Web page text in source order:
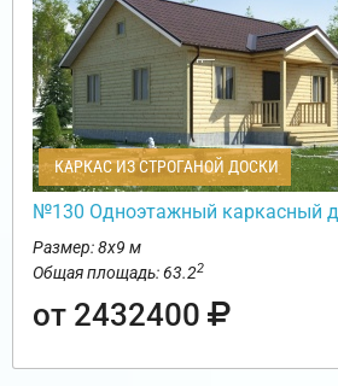
КАРКАС ИЗ СТРОГАНОЙ ДОСКИ
№130 Одноэтажный каркасный
Размер: 8х9 м
Общая площадь: 63.22
от 2432400